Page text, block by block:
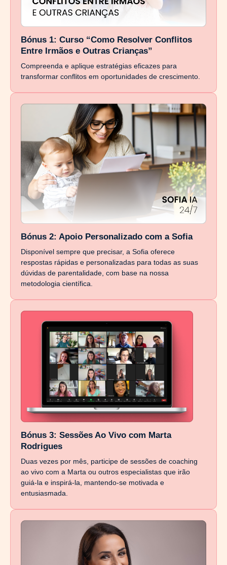
Bónus 1: Curso “Como Resolver Conflitos
Entre Irmãos e Outras Crianças”
Compreenda e aplique estratégias eficazes para
transformar conflitos em oportunidades de crescimento.
Bónus 2: Apoio Personalizado com a Sofia
Disponível sempre que precisar, a Sofia oferece
respostas rápidas e personalizadas para todas as suas
dúvidas de parentalidade, com base na nossa
metodologia científica.
Bónus 3: Sessões Ao Vivo com Marta
Rodrigues
Duas vezes por mês, participe de sessões de coaching
ao vivo com a Marta ou outros especialistas que irão
guiá-la e inspirá-la, mantendo-se motivada e
entusiasmada.